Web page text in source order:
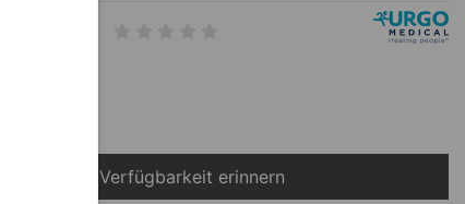
Bei Verfügbarkeit erinnern